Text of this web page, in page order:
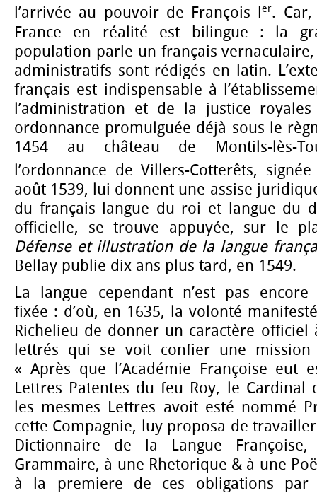
l’arrivée au pouvoir de François ler.
France en réalité est bilingue : la
population parle un français
administratifs sont rédigés en latin.
français est indispensable à
l’administration et de la justice
ordonnance promulguée déjà sous le
1454 au château de Montils-lès-
l’ordonnance de Villers-Cotterêts,
août 1539, lui donnent une assise
du français langue du roi et langue du
officielle, se trouve appuyée, sur le
Défense et illustration de la langue
Bellay publie dix ans plus tard, en 1549.
La langue cependant n’est pas
fixée : d’où, en 1635, la volonté
Richelieu de donner un caractère officiel
lettrés qui se voit confier une mission
« Après que l’Académie Françoise eut
Lettres Patentes du feu Roy, le Cardinal
les mesmes Lettres avoit esté nommé
cette Compagnie, luy proposa de
Dictionnaire de la Langue
Grammaire, à une Rhetorique & à une
à la premiere de ces obligations par